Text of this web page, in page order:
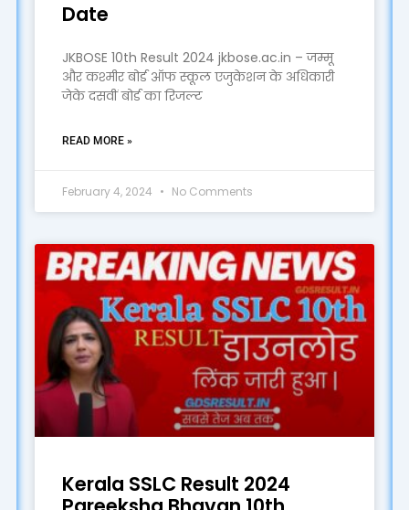
Date
JKBOSE 10th Result 2024 jkbose.ac.in – जम्मू
और कश्मीर बोर्ड ऑफ स्कूल एजुकेशन के अधिकारी
जेके दसवीं बोर्ड का रिजल्ट
READ MORE »
February 4, 2024 No Comments
Kerala SSLC Result 2024